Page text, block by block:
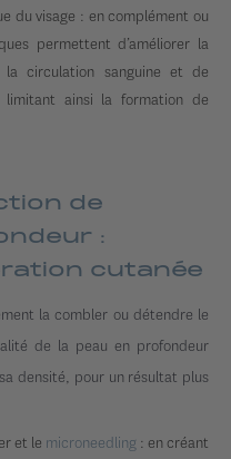
du visage : en complément ou
permettent d’améliorer la
circulation sanguine et de
limitant ainsi la formation de
de
:
cutanée
la combler ou détendre le
de la peau en profondeur
densité, pour un résultat plus
et le microneedling : en créant